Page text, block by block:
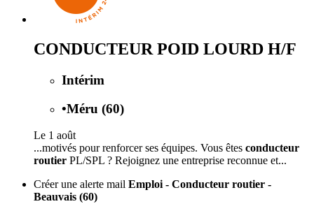
CONDUCTEUR POID LOURD H/F
Intérim
•Méru (60)
Le 1 août
...motivés pour renforcer ses équipes. Vous êtes conducteur
routier PL/SPL ? Rejoignez une entreprise reconnue et...
Créer une alerte mail Emploi - Conducteur routier -
Beauvais (60)